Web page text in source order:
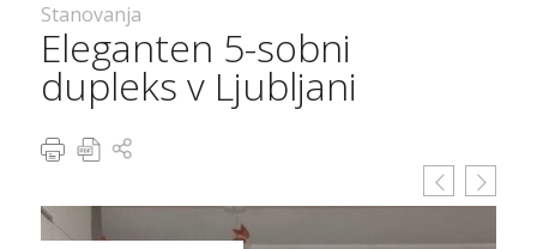
Stanovanja
Eleganten 5-sobni
dupleks v Ljubljani